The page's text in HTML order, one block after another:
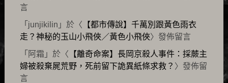
言
「 junjikilin 」於〈 【都市傳說】千萬別跟黃色雨衣
走？神秘的玉山小飛俠／黃色小飛俠〉發佈留言
「 阿霜 」於〈 【離奇命案】長岡京殺人事件：採蕨主
婦被殺棄屍荒野，死前留下詭異紙條求救？ 〉發佈留
言